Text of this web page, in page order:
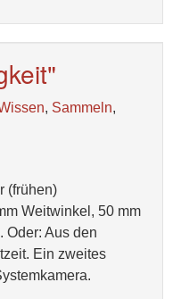
, Sammeln,
(frühen)
Weitwinkel, 50 mm
Oder: Aus den
Ein zweites